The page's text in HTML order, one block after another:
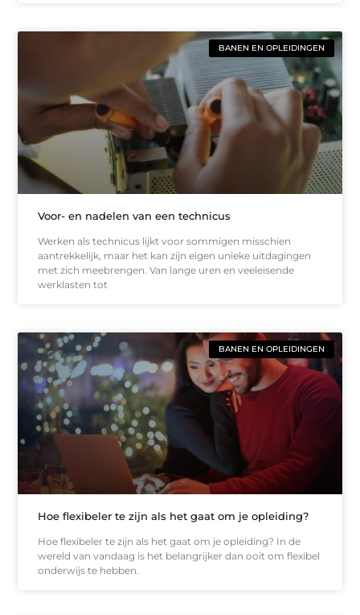
BANEN EN OPLEIDINGEN
Voor- en nadelen van een technicus
Werken als technicus lijkt voor sommigen misschien
aantrekkelijk, maar het kan zijn eigen unieke uitdagingen
met zich meebrengen. Van lange uren en veeleisende
werklasten tot
BANEN EN OPLEIDINGEN
Hoe flexibeler te zijn als het gaat om je opleiding?
Hoe flexibeler te zijn als het gaat om je opleiding? In de
wereld van vandaag is het belangrijker dan ooit om flexibel
onderwijs te hebben.